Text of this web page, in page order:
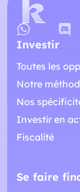
Investir
Toutes les
Notre
Nos
Investir en
Fiscalité
Se faire